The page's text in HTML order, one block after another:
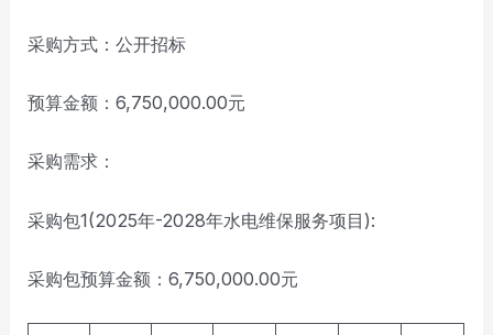
采购方式：公开招标
预算金额：6,750,000.00元
采购需求：
采购包1(2025年-2028年水电维保服务项目):
采购包预算金额：6,750,000.00元